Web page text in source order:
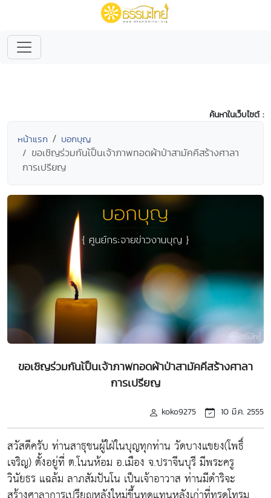
ค้นหาในเว็บไซต์ :
หน้าแรก บอกบุญ
ขอเชิญร่วมกันเ้ป็นเจ้าภาพทอดผ้าป่าสามัคคีสร้างศาลา
การเปรียญ
ขอเชิญร่วมกันเ้ป็นเจ้าภาพทอดผ้าป่าสามัคคีสร้างศาลา
การเปรียญ
koko9275 10 มี.ค. 2555
สวัสดีครับ ท่านสาธุชนผู้ใฝ่ในบุญทุกท่าน วัดบางแขยง(โพธิ์
เจริญ) ตั้งอยู่ที่ ต.โนนห้อม อ.เมือง จ.ปราจีนบุรี มีพระครู
วินัยธร แฉล้ม ลาภสัมปันโน เป็นเจ้าอาวาส ท่านมีดำริจะ